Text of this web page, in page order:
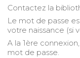
Contactez la
Le mot de passe
votre naissance (si
A la 1ère
mot de passe.